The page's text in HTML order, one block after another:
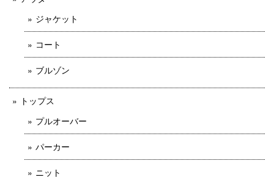
ジャケット
コート
ブルゾン
トップス
プルオーバー
パーカー
ニット